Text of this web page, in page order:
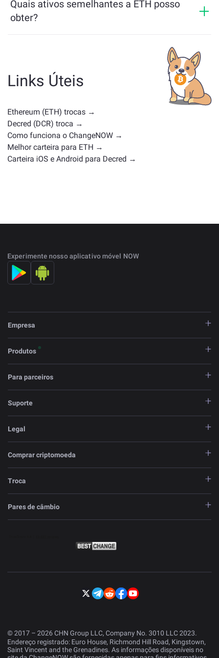
Quais ativos semelhantes a ETH posso
obter?
categoria — se é uma stablecoin, token de utilidade,
moeda de governança ou qualquer outro tipo.
Alternativas comuns incluem outras criptomoedas
com casos de uso ou posições de mercado
semelhantes. Confira todos os ativos disponíveis para
troca na página principal de troca
Links Úteis
Ethereum (ETH) trocas →
Decred (DCR) troca →
Como funciona o ChangeNOW →
Melhor carteira para ETH →
Carteira iOS e Android para Decred →
Experimente nosso aplicativo móvel NOW
Empresa
Produtos
Para parceiros
Suporte
Legal
Comprar criptomoeda
Troca
Pares de câmbio
© 2017 – 2026 CHN Group LLC, Company No. 3010 LLC 2023.
Endereço registrado: Euro House, Richmond Hill Road, Kingstown,
Saint Vincent and the Grenadines. As informações disponíveis no